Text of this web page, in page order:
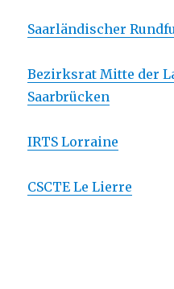
Saarländischer
Bezirksrat Mitte der
Saarbrücken
IRTS Lorraine
CSCTE Le Lierre